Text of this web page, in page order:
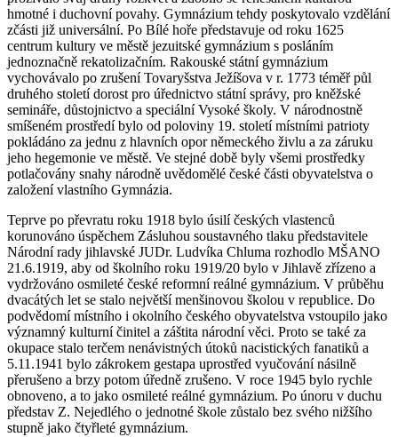
hmotné i duchovní povahy. Gymnázium tehdy poskytovalo vzdělání
zčásti již universální. Po Bílé hoře představuje od roku 1625
centrum kultury ve městě jezuitské gymnázium s posláním
jednoznačně rekatolizačním. Rakouské státní gymnázium
vychovávalo po zrušení Tovaryšstva Ježíšova v r. 1773 téměř půl
druhého století dorost pro úřednictvo státní správy, pro kněžské
semináře, důstojnictvo a speciální Vysoké školy. V národnostně
smíšeném prostředí bylo od poloviny 19. století místními patrioty
pokládáno za jednu z hlavních opor německého živlu a za záruku
jeho hegemonie ve městě. Ve stejné době byly všemi prostředky
potlačovány snahy národně uvědomělé české části obyvatelstva o
založení vlastního Gymnázia.
Teprve po převratu roku 1918 bylo úsilí českých vlastenců
korunováno úspěchem Zásluhou soustavného tlaku představitele
Národní rady jihlavské JUDr. Ludvíka Chluma rozhodlo MŠANO
21.6.1919, aby od školního roku 1919/20 bylo v Jihlavě zřízeno a
vydržováno osmileté české reformní reálné gymnázium. V průběhu
dvacátých let se stalo největší menšinovou školou v republice. Do
podvědomí místního i okolního českého obyvatelstva vstoupilo jako
významný kulturní činitel a záštita národní věci. Proto se také za
okupace stalo terčem nenávistných útoků nacistických fanatiků a
5.11.1941 bylo zákrokem gestapa uprostřed vyučování násilně
přerušeno a brzy potom úředně zrušeno. V roce 1945 bylo rychle
obnoveno, a to jako osmileté reálné gymnázium. Po únoru v duchu
představ Z. Nejedlého o jednotné škole zůstalo bez svého nižšího
stupně jako čtyřleté gymnázium.